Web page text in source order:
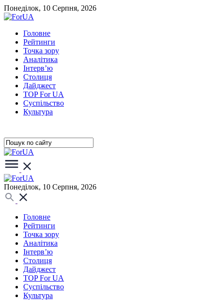
Понеділок, 10 Серпня, 2026
Головне
Рейтинги
Точка зору
Аналітика
Інтерв’ю
Столиця
Дайджест
TOP For UA
Суспiльство
Культура
Понеділок, 10 Серпня, 2026
Головне
Рейтинги
Точка зору
Аналітика
Інтерв’ю
Столиця
Дайджест
TOP For UA
Суспiльство
Культура